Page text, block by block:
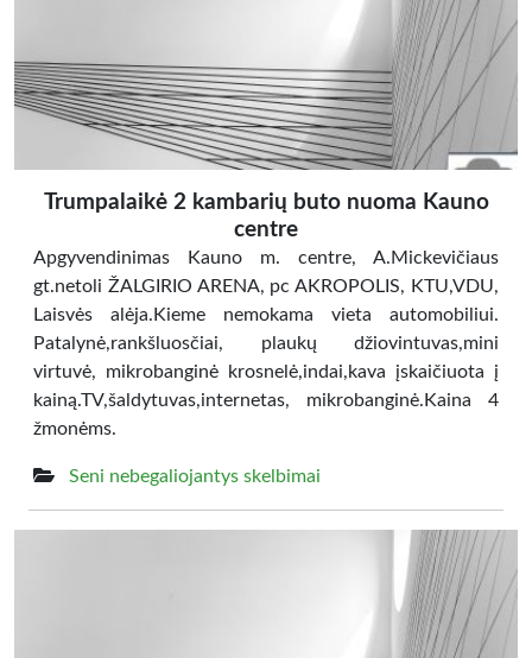
Trumpalaikė 2 kambarių buto nuoma Kauno
centre
Apgyvendinimas Kauno m. centre, A.Mickevičiaus
gt.netoli ŽALGIRIO ARENA, pc AKROPOLIS, KTU,VDU,
Laisvės alėja.Kieme nemokama vieta automobiliui.
Patalynė,rankšluosčiai, plaukų džiovintuvas,mini
virtuvė, mikrobanginė krosnelė,indai,kava įskaičiuota į
kainą.TV,šaldytuvas,internetas, mikrobanginė.Kaina 4
žmonėms.
Seni nebegaliojantys skelbimai